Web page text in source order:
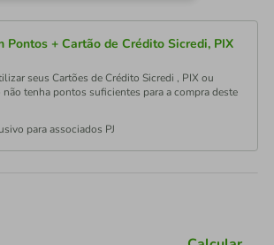
Pontos + Cartão de Crédito Sicredi, PIX
seus Cartões de Crédito Sicredi , PIX ou
tenha pontos suficientes para a compra deste
para associados PJ